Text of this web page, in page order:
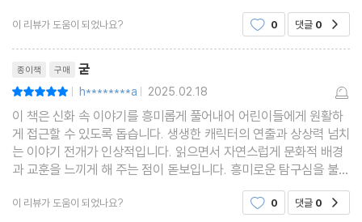
이 리뷰가 도움이 되었나요? 0 댓글 0
종이책 구매 굳
| h********a | 2025.02.18
이 책은 신화 속 이야기를 흥미롭게 풀어내어 어린이들에게 원활하
게 접근할 수 있도록 돕습니다. 생생한 캐릭터의 연출과 상상력 넘치
는 이야기 전개가 인상적입니다. 읽으면서 자연스럽게 문화적 배경
과 교훈을 느끼게 해 주는 점이 돋보입니다. 흥미로운 탐구심을 불러
이 리뷰가 도움이 되었나요? 0 댓글 0